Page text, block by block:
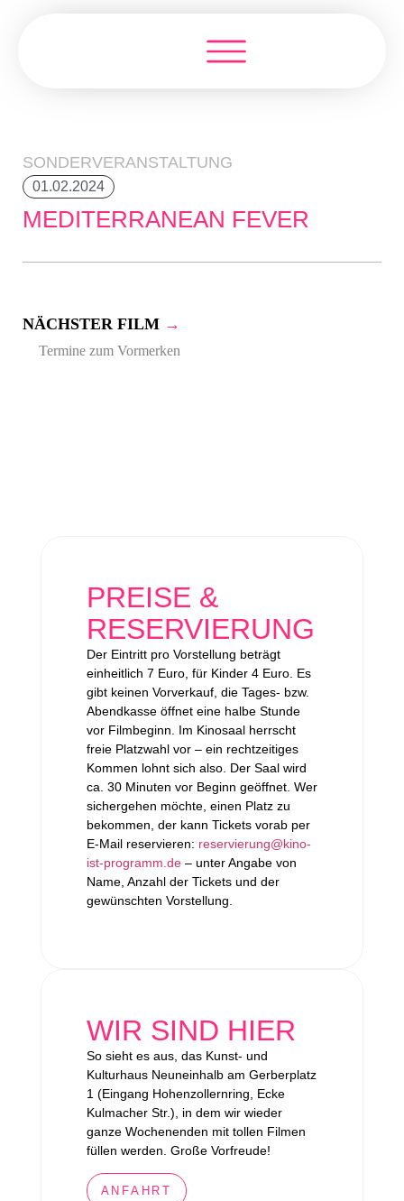
SONDERVERANSTALTUNG
01.02.2024
MEDITERRANEAN FEVER
NÄCHSTER FILM →
Termine zum Vormerken
PREISE &
RESERVIERUNG
Der Eintritt pro Vorstellung beträgt
einheitlich 7 Euro, für Kinder 4 Euro. Es
gibt keinen Vorverkauf, die Tages- bzw.
Abendkasse öffnet eine halbe Stunde
vor Filmbeginn. Im Kinosaal herrscht
freie Platzwahl vor – ein rechtzeitiges
Kommen lohnt sich also. Der Saal wird
ca. 30 Minuten vor Beginn geöffnet. Wer
sichergehen möchte, einen Platz zu
bekommen, der kann Tickets vorab per
E-Mail reservieren: reservierung@kino-
ist-programm.de– unter Angabe von
Name, Anzahl der Tickets und der
gewünschten Vorstellung.
WIR SIND HIER
So sieht es aus, das Kunst- und
Kulturhaus Neuneinhalb am Gerberplatz
1 (Eingang Hohenzollernring, Ecke
Kulmacher Str.), in dem wir wieder
ganze Wochenenden mit tollen Filmen
füllen werden. Große Vorfreude!
ANFAHRT